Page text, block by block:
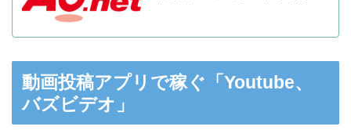
動画投稿アプリで稼ぐ「Youtube、
バズビデオ」